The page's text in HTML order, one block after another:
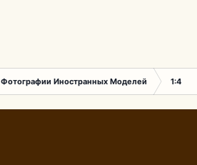
Фотографии Иностранных Моделей 1:43